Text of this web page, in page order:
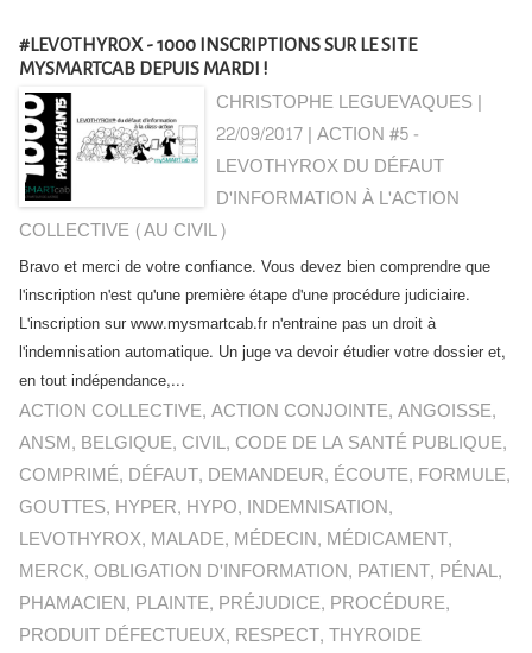
#LEVOTHYROX - 1000 INSCRIPTIONS SUR LE SITE
MYSMARTCAB DEPUIS MARDI !
CHRISTOPHE LEGUEVAQUES |
22/09/2017|ACTION #5 -
LEVOTHYROX DU DÉFAUT
D'INFORMATION À L'ACTION
COLLECTIVE (AU CIVIL)
Bravo et merci de votre confiance. Vous devez bien comprendre que
l'inscription n'est qu'une première étape d'une procédure judiciaire.
L'inscription sur www.mysmartcab.fr n'entraine pas un droit à
l'indemnisation automatique. Un juge va devoir étudier votre dossier et,
en tout indépendance,...
ACTION COLLECTIVE,ACTION CONJOINTE,ANGOISSE,
ANSM, BELGIQUE, CIVIL, CODE DE LA SANTÉ PUBLIQUE,
COMPRIMÉ, DÉFAUT, DEMANDEUR, ÉCOUTE, FORMULE,
GOUTTES, HYPER, HYPO, INDEMNISATION,
LEVOTHYROX, MALADE, MÉDECIN, MÉDICAMENT,
MERCK,OBLIGATION D'INFORMATION, PATIENT, PÉNAL,
PHAMACIEN, PLAINTE, PRÉJUDICE, PROCÉDURE,
PRODUIT DÉFECTUEUX, RESPECT,THYROIDE